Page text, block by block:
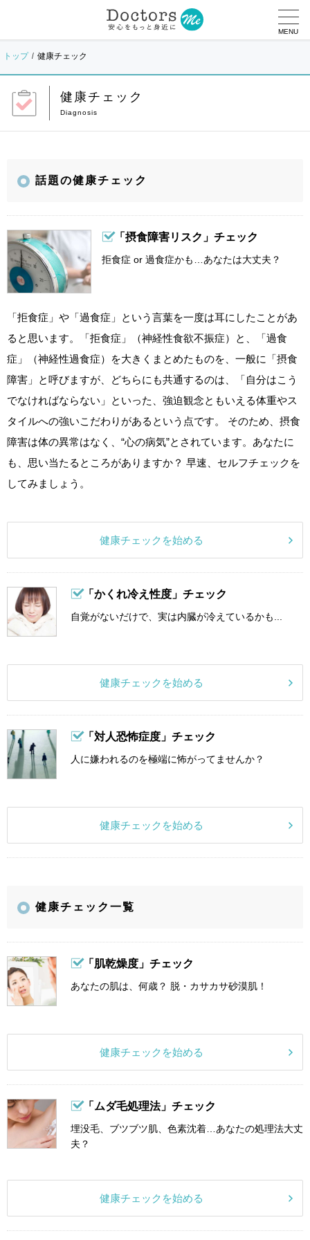
MENU
トップ 健康チェック
健康チェック
話題の健康チェック
「摂食障害リスク」チェック
拒食症 or 過食症かも…あなたは大丈夫？
「拒食症」や「過食症」という言葉を一度は耳にしたことがあ
ると思います。「拒食症」（神経性食欲不振症）と、「過食
症」（神経性過食症）を大きくまとめたものを、一般に「摂食
障害」と呼びますが、どちらにも共通するのは、「自分はこう
でなければならない」といった、強迫観念ともいえる体重やス
タイルへの強いこだわりがあるという点です。 そのため、摂食
障害は体の異常はなく、“心の病気”とされています。あなたに
も、思い当たるところがありますか？ 早速、セルフチェックを
してみましょう。
健康チェックを始める
「かくれ冷え性度」チェック
自覚がないだけで、実は内臓が冷えているかも...
健康チェックを始める
「対人恐怖症度」チェック
人に嫌われるのを極端に怖がってませんか？
健康チェックを始める
健康チェック一覧
「肌乾燥度」チェック
あなたの肌は、何歳？ 脱・カサカサ砂漠肌！
健康チェックを始める
「ムダ毛処理法」チェック
埋没毛、ブツブツ肌、色素沈着…あなたの処理法大丈
夫？
健康チェックを始める